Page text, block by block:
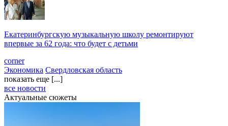
Екатеринбургскую музыкальную школу ремонтируют
впервые за 62 года: что будет с детьми
corner
Экономика Свердловская область
показать еще [...]
все новости
Актуальные сюжеты